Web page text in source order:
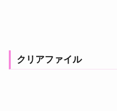
クリアファイル